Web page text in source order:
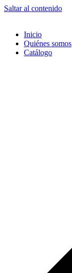
Saltar al contenido
Inicio
Quiénes somos
Catálogo